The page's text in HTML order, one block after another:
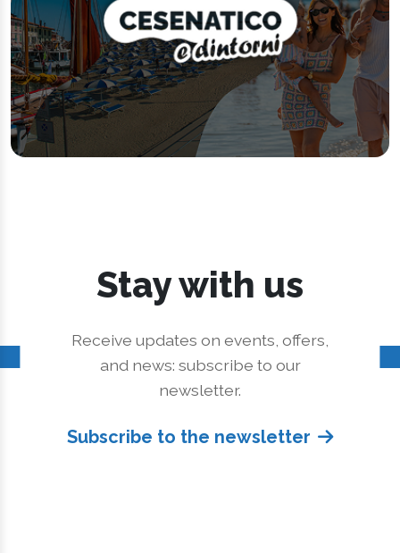
Stay with us
Receive updates on events, offers,
and news: subscribe to our
newsletter.
Subscribe to the newsletter